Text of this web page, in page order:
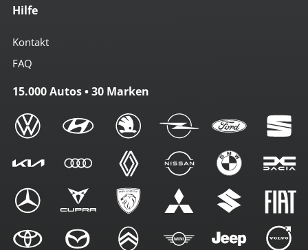
Hilfe
Kontakt
FAQ
15.000 Autos • 30 Marken